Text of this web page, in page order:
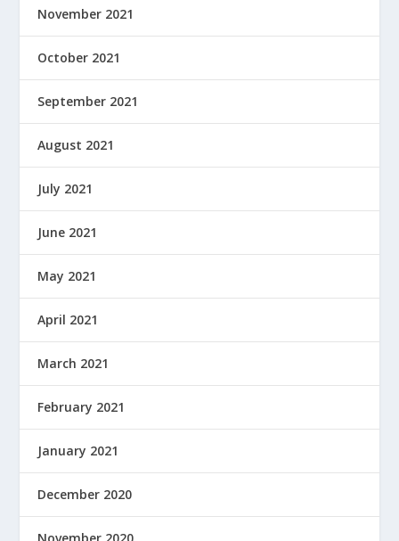
November 2021
October 2021
September 2021
August 2021
July 2021
June 2021
May 2021
April 2021
March 2021
February 2021
January 2021
December 2020
November 2020